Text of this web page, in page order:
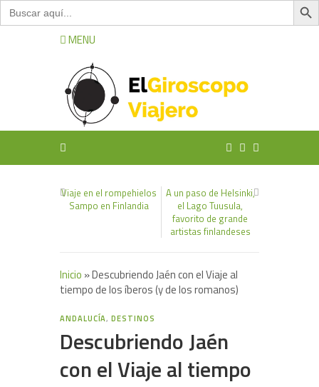
Buscar:
MENU
Viaje en el rompehielos
Sampo en Finlandia
A un paso de Helsinki,
el Lago Tuusula,
favorito de grande
artistas finlandeses
Inicio »Descubriendo Jaén con el Viaje al
tiempo de los íberos (y de los romanos)
ANDALUCÍA,DESTINOS
Descubriendo Jaén
con el Viaje al tiempo